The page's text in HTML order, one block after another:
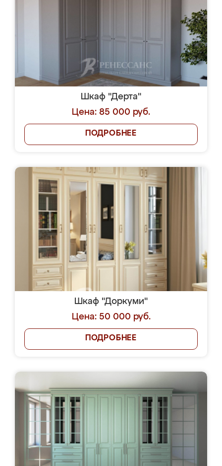
Шкаф "Дерта"
Цена: 85 000 руб.
ПОДРОБНЕЕ
Шкаф "Доркуми"
Цена: 50 000 руб.
ПОДРОБНЕЕ